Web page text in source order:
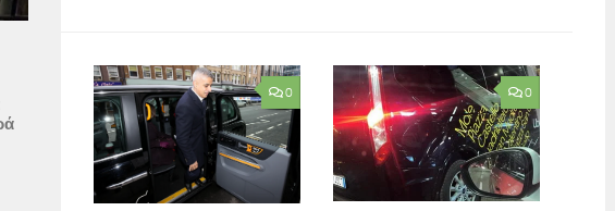
0 0